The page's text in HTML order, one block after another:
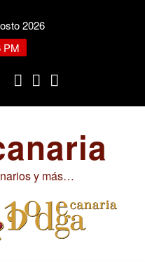
2026
PM
y más…